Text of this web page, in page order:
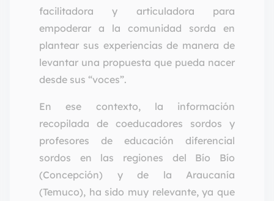
facilitadora y articuladora para
empoderar a la comunidad sorda en
plantear sus experiencias de manera de
levantar una propuesta que pueda nacer
desde sus “voces”.
En ese contexto, la información
recopilada de coeducadores sordos y
profesores de educación diferencial
sordos en las regiones del Bío Bío
(Concepción) y de la Araucanía
(Temuco), ha sido muy relevante, ya que